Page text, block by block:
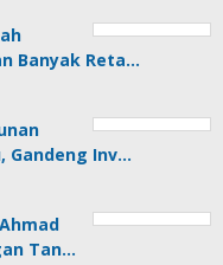
Banyak Reta…
Gandeng Inv…
Tan…